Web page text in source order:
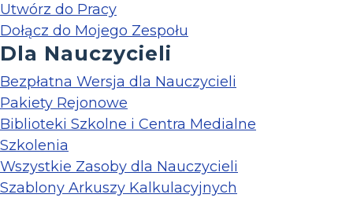
Utwórz do Pracy
Dołącz do Mojego Zespołu
Dla Nauczycieli
Bezpłatna Wersja dla Nauczycieli
Pakiety Rejonowe
Biblioteki Szkolne i Centra Medialne
Szkolenia
Wszystkie Zasoby dla Nauczycieli
Szablony Arkuszy Kalkulacyjnych